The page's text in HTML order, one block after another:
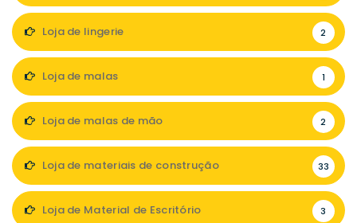
Loja de lingerie 2
Loja de malas 1
Loja de malas de mão 2
Loja de materiais de construção 33
Loja de Material de Escritório 3